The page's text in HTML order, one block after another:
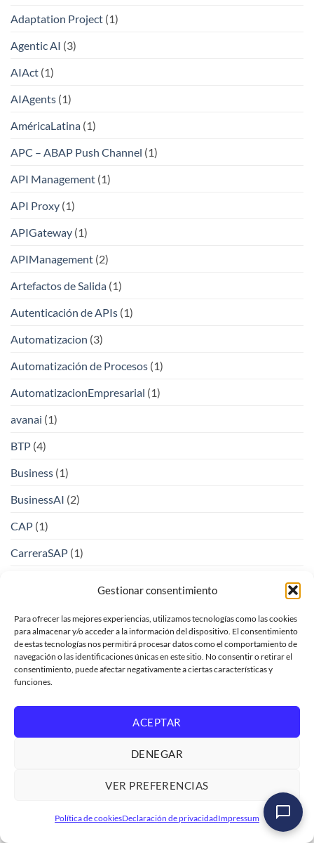
Gestionar consentimiento
Para ofrecer las mejores experiencias, utilizamos tecnologías como las cookies
para almacenar y/o acceder a la información del dispositivo. El consentimiento
de estas tecnologías nos permitirá procesar datos como el comportamiento de
navegación o las identificaciones únicas en este sitio. No consentir o retirar el
consentimiento, puede afectar negativamente a ciertas características y
funciones.
ACEPTAR
DENEGAR
VER PREFERENCIAS
Política de cookiesDeclaración de privacidadImpressum
Adaptation Project (1)
Agentic AI (3)
AIAct (1)
AIAgents (1)
AméricaLatina (1)
APC – ABAP Push Channel (1)
API Management (1)
API Proxy (1)
APIGateway (1)
APIManagement (2)
Artefactos de Salida (1)
Autenticación de APIs (1)
Automatizacion (3)
Automatización de Procesos (1)
AutomatizacionEmpresarial (1)
avanai (1)
BTP (4)
Business (1)
BusinessAI (2)
CAP (1)
CarreraSAP (1)
Ciberseguridad(4)
CIO(1)
CISO(1)
Clases de test
Clean Core(1)
(1)
CloudApplicationProgramming(1)
Cero a Producción